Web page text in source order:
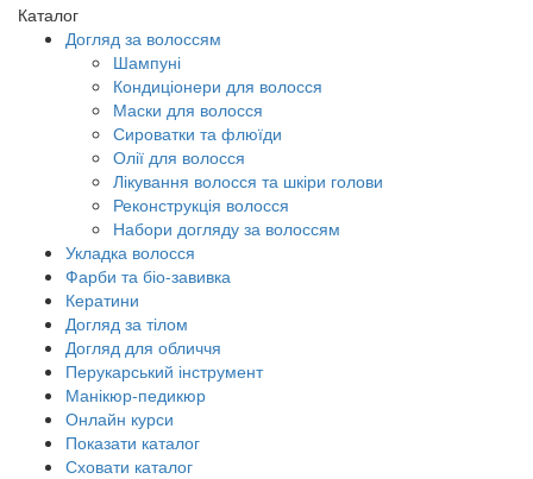
Каталог
Догляд за волоссям
Шампуні
Кондиціонери для волосся
Маски для волосся
Сироватки та флюїди
Олії для волосся
Лікування волосся та шкіри голови
Реконструкція волосся
Набори догляду за волоссям
Укладка волосся
Фарби та біо-завивка
Кератини
Догляд за тілом
Догляд для обличчя
Перукарський інструмент
Манікюр-педикюр
Онлайн курси
Показати каталог
Сховати каталог